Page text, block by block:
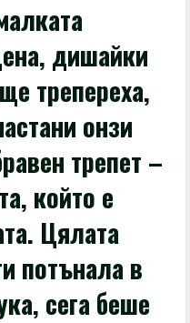
дишайки
трепереха,
онзи
трепет –
който е
Цялата
потънала в
сега беше